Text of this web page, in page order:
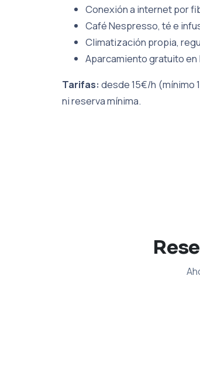
Conexión a internet por
Café Nespresso, té e
Climatización propia,
Aparcamiento gratuito
Tarifas: desde 15€/h (mínimo
ni reserva mínima.